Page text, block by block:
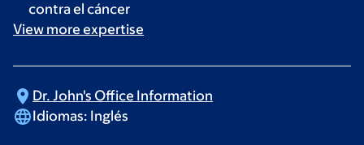
contra el cáncer
View more expertise
Dr. John's Office Information
Idiomas: Inglés